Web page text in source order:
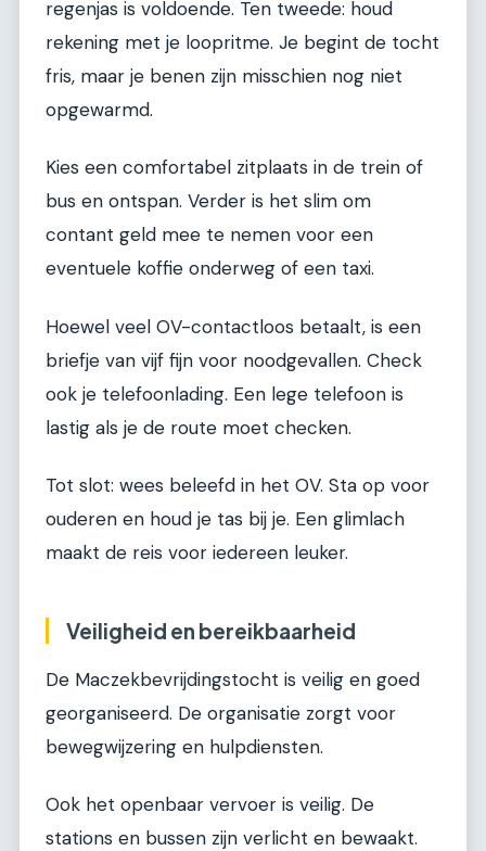
regenjas is voldoende. Ten tweede: houd
rekening met je loopritme. Je begint de tocht
fris, maar je benen zijn misschien nog niet
opgewarmd.
Kies een comfortabel zitplaats in de trein of
bus en ontspan. Verder is het slim om
contant geld mee te nemen voor een
eventuele koffie onderweg of een taxi.
Hoewel veel OV-contactloos betaalt, is een
briefje van vijf fijn voor noodgevallen. Check
ook je telefoonlading. Een lege telefoon is
lastig als je de route moet checken.
Tot slot: wees beleefd in het OV. Sta op voor
ouderen en houd je tas bij je. Een glimlach
maakt de reis voor iedereen leuker.
Veiligheid en bereikbaarheid
De Maczekbevrijdingstocht is veilig en goed
georganiseerd. De organisatie zorgt voor
bewegwijzering en hulpdiensten.
Ook het openbaar vervoer is veilig. De
stations en bussen zijn verlicht en bewaakt.